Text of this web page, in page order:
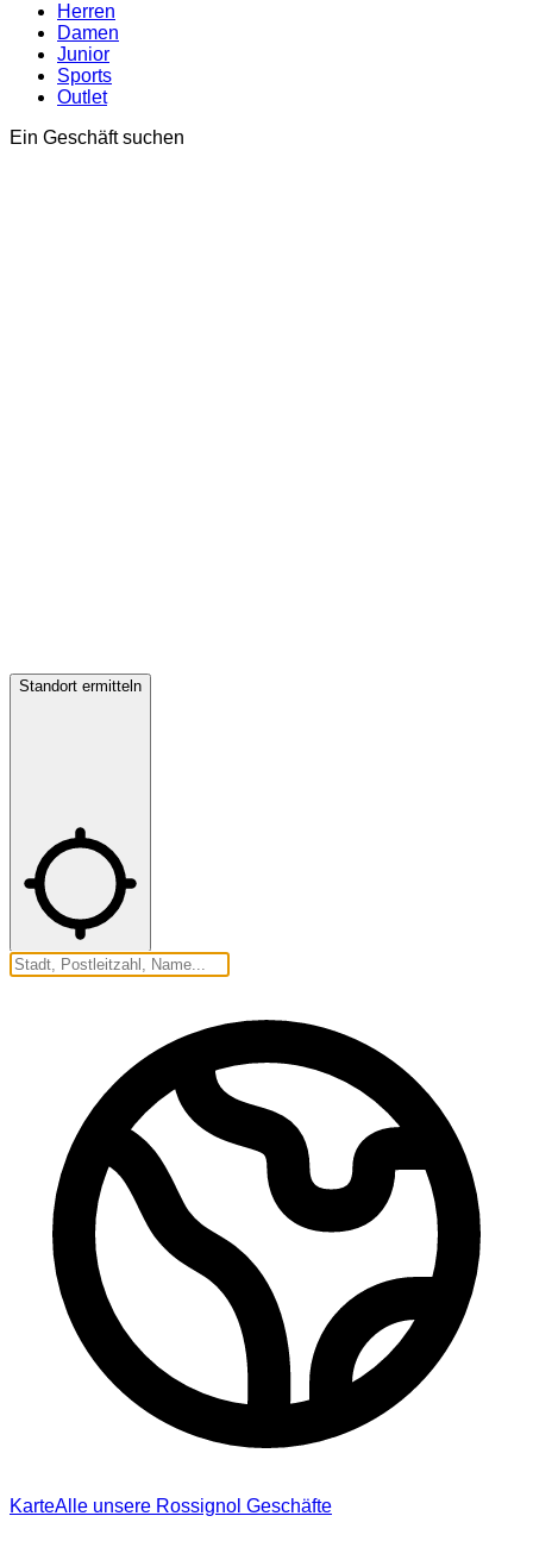
Herren
Damen
Junior
Sports
Outlet
Ein Geschäft suchen
Standort ermitteln
KarteAlle unsere Rossignol Geschäfte